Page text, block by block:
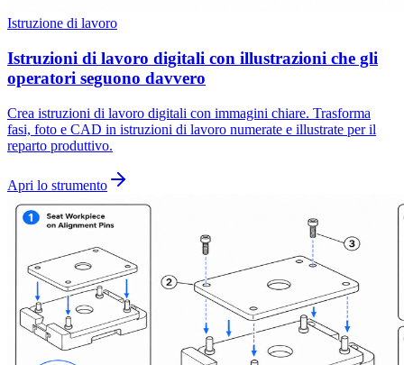
Istruzione di lavoro
Istruzioni di lavoro digitali con illustrazioni che gli
operatori seguono davvero
Crea istruzioni di lavoro digitali con immagini chiare. Trasforma
fasi, foto e CAD in istruzioni di lavoro numerate e illustrate per il
reparto produttivo.
Apri lo strumento